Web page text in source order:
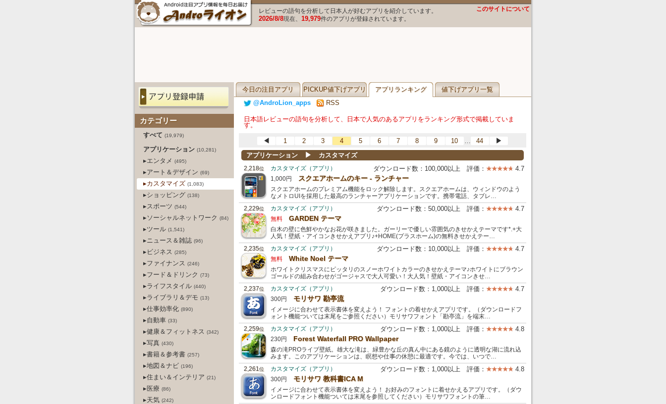
レビューの語句を分析して日本人が好むアプリを紹介しています。
2026/8/8現在、 19,979件のアプリが登録されています。
このサイトについて
今日の注目アプリ PICKUP値下げアプリ アプリランキング
値下げアプリ一覧
@AndroLion_apps
RSS
カテゴリー
すべて (19,979)
アプリケーション (10,281)
▸エンタメ (495)
▸アート＆デザイン (69)
▸カスタマイズ (1,083)
▸ショッピング (138)
▸スポーツ (544)
▸ソーシャルネットワーク (84)
▸ツール (1,541)
▸ニュース＆雑誌 (96)
▸ビジネス (285)
▸ファイナンス (246)
▸フード＆ドリンク (73)
▸ライフスタイル (440)
▸ライブラリ＆デモ (13)
▸仕事効率化 (890)
▸自動車 (33)
▸健康＆フィットネス (342)
▸写真 (430)
▸書籍＆参考書 (257)
▸地図＆ナビ (196)
▸住まい＆インテリア (21)
▸医療 (86)
▸天気 (242)
日本語レビューの語句を分析して、日本で人気のあるアプリをランキング形式で掲載していま
す。
◀ 1 2 3 4 5 6 7 8 9 10 44
▶
アプリケーション ▶ カスタマイズ
2,218位 カスタマイズ（アプリ） ダウンロード数：100,000以上 評価： 4.7
1,000円 スクエアホームのキー - ランチャー
スクエアホームのプレミアム機能をロック解除します。スクエアホームは、ウィンドウのよう
なメトロUIを採用した最高のランチャーアプリケーションです。携帯電話、タブレ…
2,229位 カスタマイズ（アプリ） ダウンロード数：50,000以上 評価： 4.7
無料 GARDEN テーマ
白木の壁に色鮮やかなお花が咲きました。ガーリーで優しい雰囲気のきせかえテーマです*.+大
人気！壁紙・アイコンきせかえアプリ♪+HOME(プラスホーム)の無料きせかえテー…
2,235位 カスタマイズ（アプリ） ダウンロード数：10,000以上 評価： 4.7
無料 White Noel テーマ
ホワイトクリスマスにピッタリのスノーホワイトカラーのきせかえテーマ♪ホワイトにブラウン
ゴールドの組み合わせがゴージャスで大人可愛い！大人気！壁紙・アイコンきせ…
2,237位 カスタマイズ（アプリ） ダウンロード数：1,000以上 評価： 4.7
300円 モリサワ 勘亭流
イメージに合わせて表示書体を変えよう！ フォントの着せかえアプリです。（ダウンロードフ
ォント機能ついては末尾をご参照ください）モリサワフォント「勘亭流」を端末…
2,259位 カスタマイズ（アプリ） ダウンロード数：1,000以上 評価： 4.8
230円 Forest Waterfall PRO Wallpaper
森の滝PROライブ壁紙。雄大な滝は、緑豊かな丘の真ん中にある鏡のように透明な湖に流れ込
みます。このアプリケーションは、瞑想や仕事の休憩に最適です。今では、いつで…
2,261位 カスタマイズ（アプリ） ダウンロード数：1,000以上 評価： 4.8
300円 モリサワ 教科書ICA M
イメージに合わせて表示書体を変えよう！ お好みのフォントに着せかえるアプリです。（ダウ
ンロードフォント機能ついては末尾を参照してください）モリサワフォントの筆…